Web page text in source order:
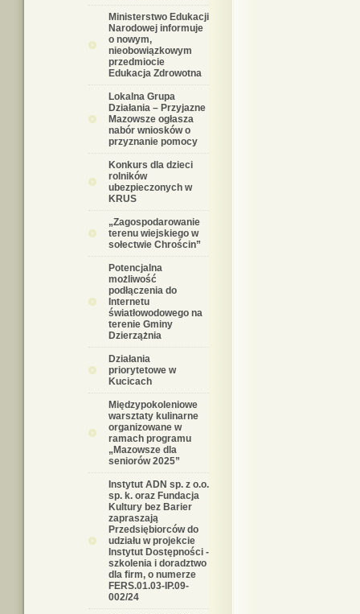
Ministerstwo Edukacji
Narodowej informuje
o nowym,
nieobowiązkowym
przedmiocie
Edukacja Zdrowotna
Lokalna Grupa
Działania – Przyjazne
Mazowsze ogłasza
nabór wniosków o
przyznanie pomocy
Konkurs dla dzieci
rolników
ubezpieczonych w
KRUS
„Zagospodarowanie
terenu wiejskiego w
sołectwie Chrościn”
Potencjalna
możliwość
podłączenia do
Internetu
światłowodowego na
terenie Gminy
Dzierzążnia
Działania
priorytetowe w
Kucicach
Międzypokoleniowe
warsztaty kulinarne
organizowane w
ramach programu
„Mazowsze dla
seniorów 2025”
Instytut ADN sp. z o.o.
sp. k. oraz Fundacja
Kultury bez Barier
zapraszają
Przedsiębiorców do
udziału w projekcie
Instytut Dostępności -
szkolenia i doradztwo
dla firm, o numerze
FERS.01.03-IP.09-
002/24